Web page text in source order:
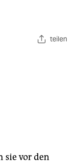
teilen
sie vor den